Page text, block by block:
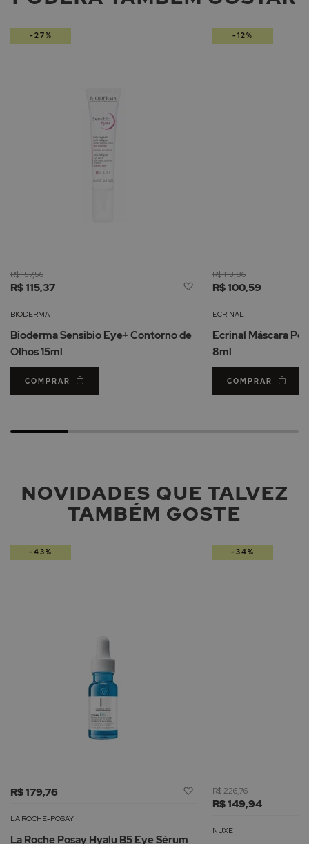
R$ 115,37
R$ 157,56
Adicionar
Lista
Desejos
BIODERMA
Bioderma Sensibio Eye+ Contorno de
Olhos 15ml
COMPRAR
-27%
R$ 100,59
R$ 113,86
ECRINAL
Ecrinal Máscara
8ml
COMPRAR
-12%
NOVIDADES QUE TALVEZ
TAMBÉM GOSTE
R$ 179,76
Adicionar
LA ROCHE-POSAY
La Roche Posay Hyalu B5 Eye Sérum
-43%
R$ 149,94
R$ 226,76
NUXE
-34%